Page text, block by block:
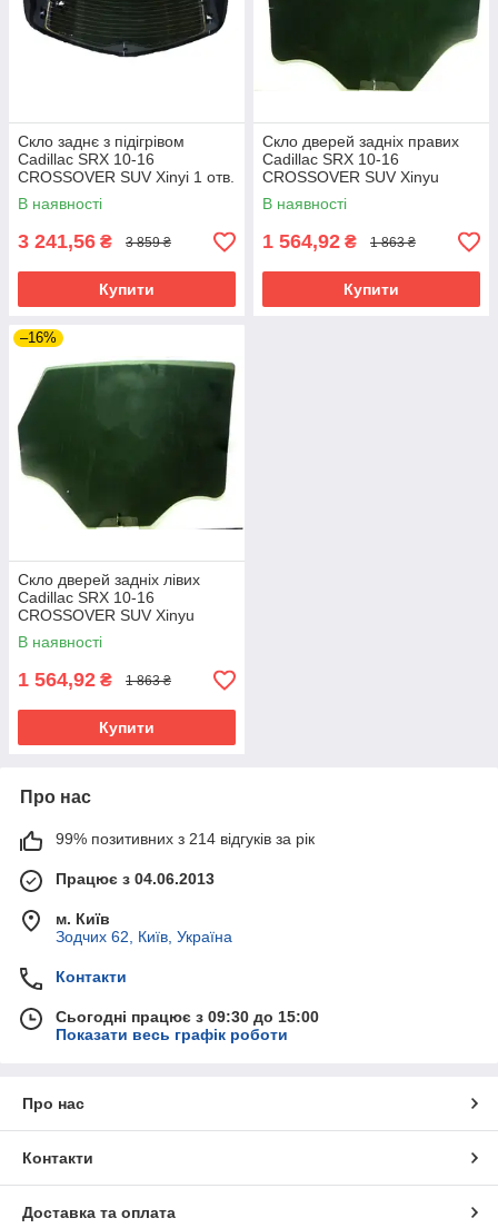
Скло заднє з підігрівом
Cadillac SRX 10-16
CROSSOVER SUV Xinyi 1 отв.
В наявності
3 241,56 ₴ 3 859 ₴
Купити
Скло дверей задніх правих
Cadillac SRX 10-16
CROSSOVER SUV Xinyu
В наявності
1 564,92 ₴ 1 863 ₴
Купити
–16%
Скло дверей задніх лівих
Cadillac SRX 10-16
CROSSOVER SUV Xinyu
В наявності
1 564,92 ₴ 1 863 ₴
Купити
Про нас
99% позитивних з 214 відгуків за рік
Працює з 04.06.2013
м. Київ
Зодчих 62, Київ, Україна
Контакти
Сьогодні працює з 09:30 до 15:00
Показати весь графік роботи
Про нас
Контакти
Доставка та оплата